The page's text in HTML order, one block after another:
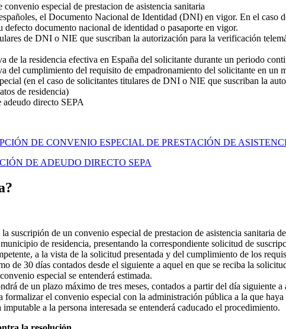
especial de prestacion de asistencia sanitaria
el Documento Nacional de Identidad (DNI) en vigor. En el
documento nacional de identidad o pasaporte en vigor.
de DNI o NIE que suscriban la autorización para la verificación
de la residencia efectiva en España del solicitante durante un periodo
del cumplimiento del requisito de empadronamiento del solicitante en
(en el caso de solicitantes titulares de DNI o NIE que suscriban la
de residencia)
directo SEPA
DE CONVENIO ESPECIAL DE PRESTACIÓN DE
DE ADEUDO DIRECTO SEPA
la suscripión de un convenio especial de prestacion de asistencia
de residencia, presentando la correspondiente solicitud de
a la vista de la solicitud presentada y del cumplimiento de los
de 30 días contados desde el siguiente a aquel en que se reciba la
especial se entenderá estimada.
de un plazo máximo de tres meses, contados a partir del día
formalizar el convenio especial con la administración pública a la que
a la persona interesada se entenderá caducado el procedimiento.